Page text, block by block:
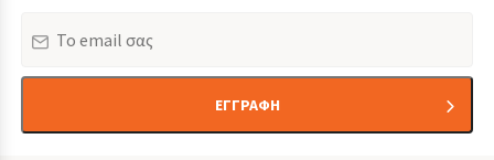
ΕΓΓΡΑΦΗ